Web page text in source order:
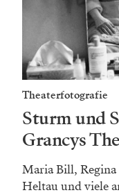
Theaterfotografie
Sturm und
Grancys
Maria Bill,
Heltau und viele